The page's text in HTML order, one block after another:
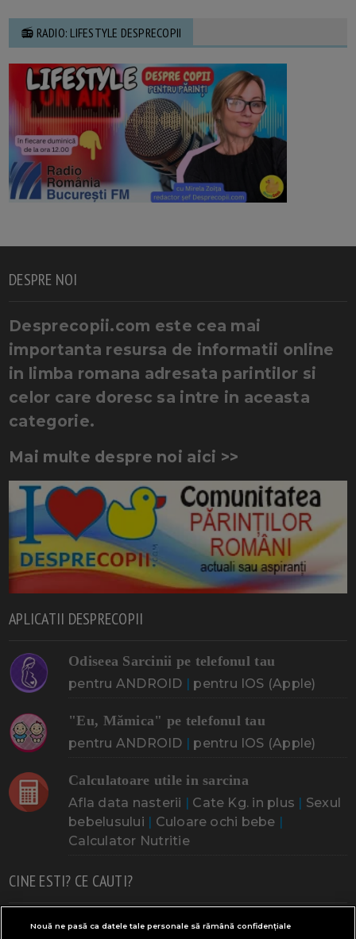
📻 RADIO: LIFESTYLE DESPRECOPII
DESPRE NOI
Desprecopii.com este cea mai
importanta resursa de informatii online
in limba romana adresata parintilor si
celor care doresc sa intre in aceasta
categorie.
Mai multe despre noi aici >>
APLICATII DESPRECOPII
Odiseea Sarcinii pe telefonul tau
pentru ANDROID | pentru IOS (Apple)
"Eu, Mămica" pe telefonul tau
pentru ANDROID | pentru IOS (Apple)
Calculatoare utile in sarcina
Afla data nasterii | Cate Kg. in plus | Sexul
bebelusului | Culoare ochi bebe |
Calculator Nutritie
CINE ESTI? CE CAUTI?
Doresc un copil Adoptia Probleme cu sarcina
Nouă ne pasă ca datele tale personale să rămână confidențiale